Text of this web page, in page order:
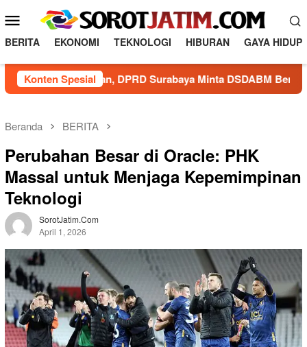
o
a
n
e
u
M
b
l
e
BERITA EKONOMI TEKNOLOGI HIBURAN GAYA HIDUP
Konten Spesial
Saluran, DPRD Surabaya Minta DSDABM Bertindak
Beranda BERITA
Perubahan Besar di Oracle: PHK
Massal untuk Menjaga Kepemimpinan
Teknologi
SorotJatim.com
April 1, 2026